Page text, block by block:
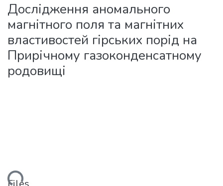
Дослідження аномального
магнітного поля та магнітних
властивостей гірських порід на
Прирічному газоконденсатному
родовищі